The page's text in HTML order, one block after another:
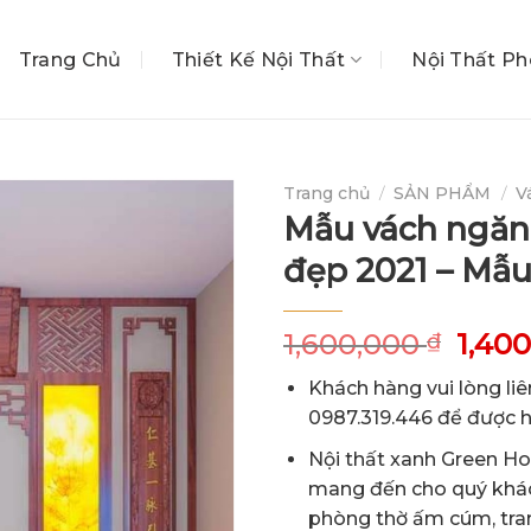
Trang Chủ Thiết Kế Nội Thất Nội Thất
Trang chủ / SẢN PHẨM /
Mẫu vách
đẹp 2021 –
1,600,000₫
Giá
gốc
là:
Khách hàng vui lòng
0987.319.446 để được
Nội thất xanh Green
mang đến cho quý
phòng thờ ấm cúm,